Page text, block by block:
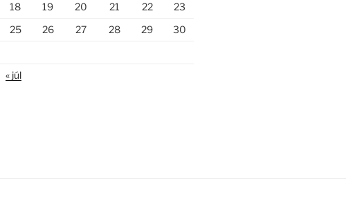
18 19 20 21 22
23
25 26 27 28 29
30
« júl